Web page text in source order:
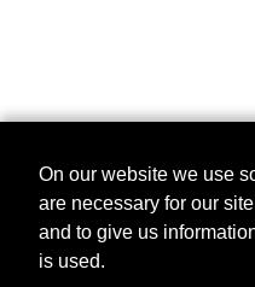
On our website we use
are necessary for our
and to give us
is used.